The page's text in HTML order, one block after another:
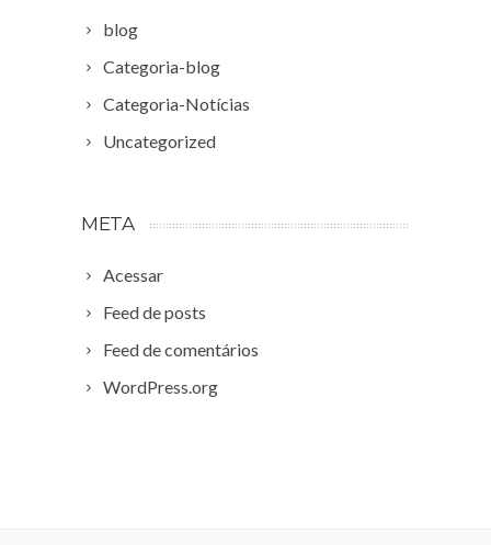
blog
Categoria-blog
Categoria-Notícias
Uncategorized
META
Acessar
Feed de posts
Feed de comentários
WordPress.org